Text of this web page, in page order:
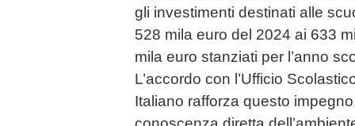
gli investimenti destinati alle
528 mila euro del 2024 ai 633
mila euro stanziati per l’anno
L’accordo con l’Ufficio
Italiano rafforza questo